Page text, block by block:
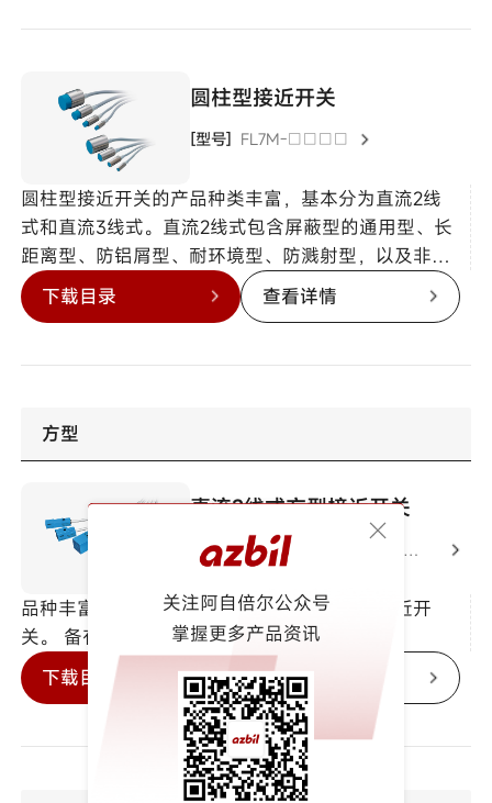
圆柱型接近开关
[型号] FL7M-□□□□
圆柱型接近开关的产品种类丰富，基本分为直流2线
式和直流3线式。直流2线式包含屏蔽型的通用型、长
距离型、防铝屑型、耐环境型、防溅射型，以及非屏
蔽型，应对各种不同的环境及用途。
下载目录 查看详情
方型
直流2线式方型接近开关
[型号]
品种丰富、可用于多种用途的方形非屏蔽型接近开
关。 备有直流两线式和直流三线式的产品。
下载目录
查看详情
关注阿自倍尔公众号
掌握更多产品资讯